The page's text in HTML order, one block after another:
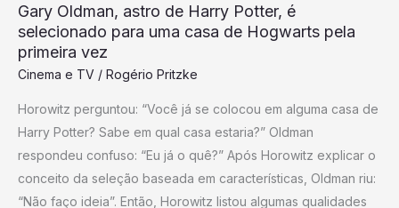
Gary Oldman, astro de Harry Potter, é
selecionado para uma casa de Hogwarts pela
primeira vez
Cinema e TV / Rogério Pritzke
Horowitz perguntou: “Você já se colocou em alguma casa de
Harry Potter? Sabe em qual casa estaria?” Oldman
respondeu confuso: “Eu já o quê?” Após Horowitz explicar o
conceito da seleção baseada em características, Oldman riu:
“Não faço ideia”. Então, Horowitz listou algumas qualidades
casa
Hogwarts
primeira
vez